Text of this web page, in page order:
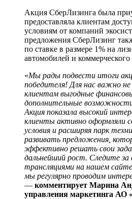
Акция СберЛизинга была
предоставляла клиентам
условиям от компаний
предложения СберЛизинг
по ставке в размере 1% на
автомобилей и коммерческого
«Мы рады подвести итоги
победителя! Для нас важно
клиентам выгодные
дополнительные
Акция показала высокий
клиенты активно оформляли
условия и расширяя парк
развивать предложения,
эффективно решать свои
дальнейший рост. Следите за
трансляциями на нашем
мы регулярно проводим
— комментирует Марина
управления маркетинга АО